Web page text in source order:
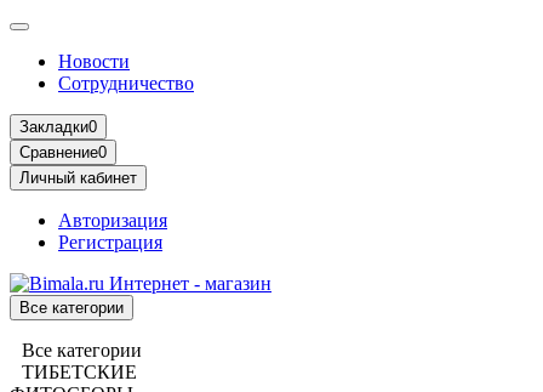
Новости
Сотрудничество
Закладки0
Сравнение0
Личный кабинет
Авторизация
Регистрация
Все категории
Все категории
ТИБЕТСКИЕ